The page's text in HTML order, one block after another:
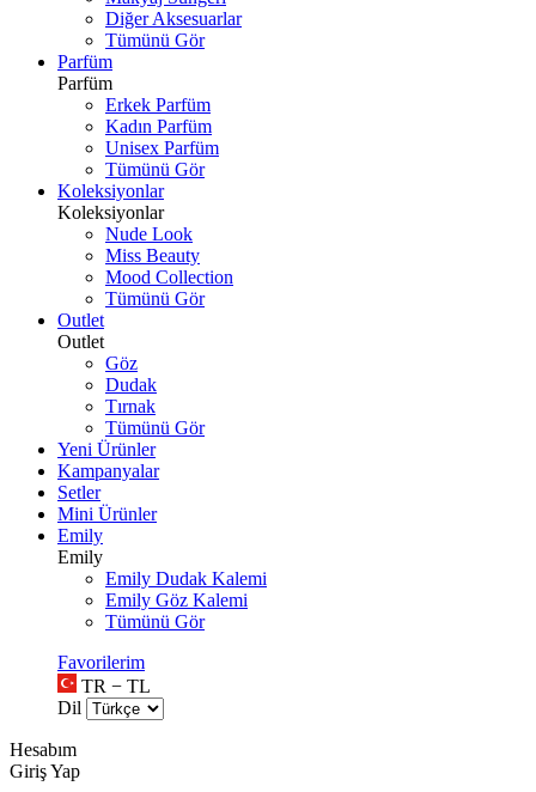
Diğer Aksesuarlar
Tümünü Gör
Parfüm
Parfüm
Erkek Parfüm
Kadın Parfüm
Unisex Parfüm
Tümünü Gör
Koleksiyonlar
Koleksiyonlar
Nude Look
Miss Beauty
Mood Collection
Tümünü Gör
Outlet
Outlet
Göz
Dudak
Tırnak
Tümünü Gör
Yeni Ürünler
Kampanyalar
Setler
Mini Ürünler
Emily
Emily
Emily Dudak Kalemi
Emily Göz Kalemi
Tümünü Gör
Favorilerim
TR − TL
Dil
Hesabım
Giriş Yap